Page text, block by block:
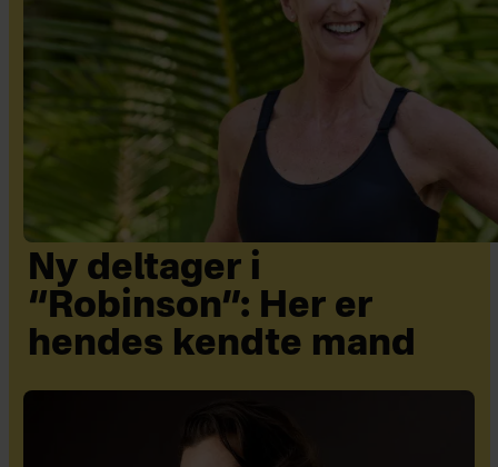
Ny deltager i
“Robinson”: Her er
hendes kendte mand